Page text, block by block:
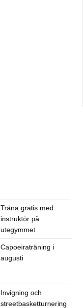
Träna gratis med
instruktör på
utegymmet
Capoeiraträning i
augusti
Invigning och
streetbasketturnering